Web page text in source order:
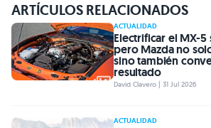
ARTÍCULOS RELACIONADOS
ACTUALIDAD
Electrificar el MX-5
pero Mazda no
sino también
resultado
David Clavero | 31 Jul 2026
ACTUALIDAD